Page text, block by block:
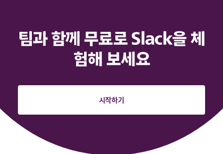
팀과 함께 무료로 Slack을 체
험해 보세요
시작하기